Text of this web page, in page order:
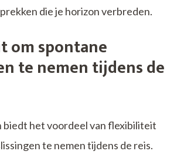
die je horizon verbreden.
om spontane
te nemen tijdens de
biedt het voordeel van flexibiliteit
te nemen tijdens de reis.